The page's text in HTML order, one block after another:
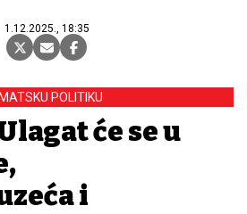
1.12.2025., 18:35
POLITIKU
će se u
i